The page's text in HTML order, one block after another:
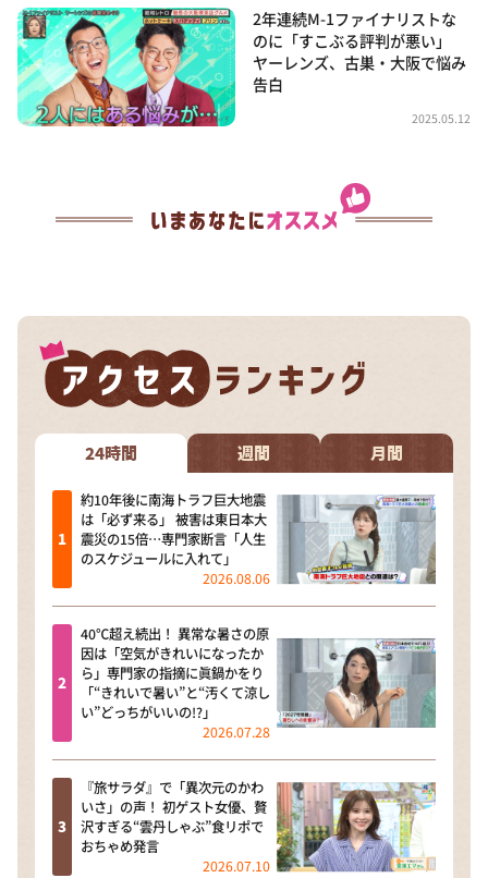
2年連続M-1ファイナリストな
のに「すこぶる評判が悪い」
ヤーレンズ、古巣・大阪で悩み
告白
2025.05.12
24時間 週間 月間
約10年後に南海トラフ巨大地震
は「必ず来る」 被害は東日本大
震災の15倍…専門家断言「人生
のスケジュールに入れて」
2026.08.06
40℃超え続出！ 異常な暑さの原
因は「空気がきれいになったか
ら」専門家の指摘に眞鍋かをり
「“きれいで暑い”と“汚くて涼し
い”どっちがいいの!?」
2026.07.28
『旅サラダ』で「異次元のかわ
いさ」の声！ 初ゲスト女優、贅
沢すぎる“雲丹しゃぶ”食リポで
おちゃめ発言
2026.07.10